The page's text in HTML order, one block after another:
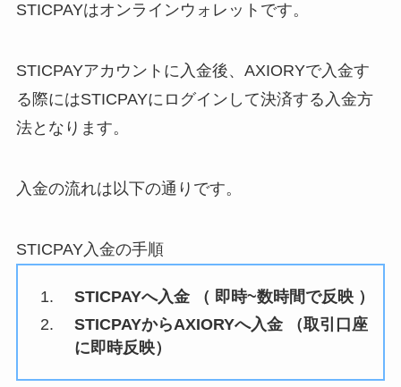
STICPAYはオンラインウォレットです。
STICPAYアカウントに入金後、AXIORYで入金す
る際にはSTICPAYにログインして決済する入金方
法となります。
入金の流れは以下の通りです。
STICPAY入金の手順
STICPAYへ入金 （ 即時~数時間で反映 ）
STICPAYからAXIORYへ入金 （取引口座
に即時反映）